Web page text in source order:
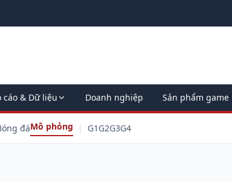
cáo & Dữ liệu Doanh nghiệp Sản phẩm game
đáMô phỏng | G1 G2G3G4